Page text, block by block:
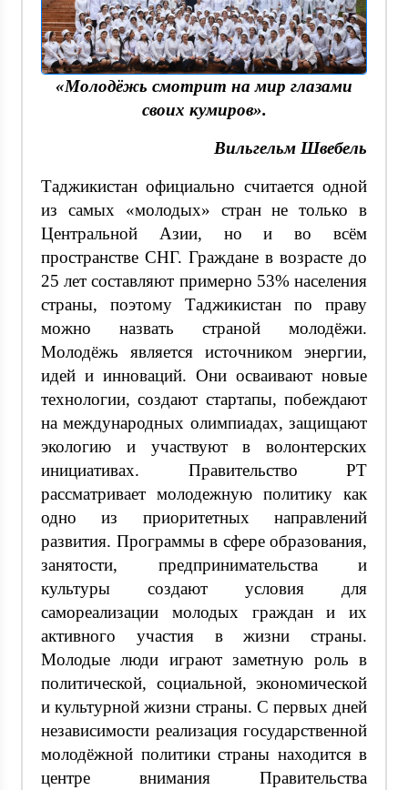
«Молодёжь смотрит на мир глазами
своих кумиров».
Вильгельм Швебель
Таджикистан официально считается одной
из самых «молодых» стран не только в
Центральной Азии, но и во всём
пространстве СНГ. Граждане в возрасте до
25 лет составляют примерно 53% населения
страны, поэтому Таджикистан по праву
можно назвать страной молодёжи.
Молодёжь является источником энергии,
идей и инноваций. Они осваивают новые
технологии, создают стартапы, побеждают
на международных олимпиадах, защищают
экологию и участвуют в волонтерских
инициативах. Правительство РТ
рассматривает молодежную политику как
одно из приоритетных направлений
развития. Программы в сфере образования,
занятости, предпринимательства и
культуры создают условия для
самореализации молодых граждан и их
активного участия в жизни страны.
Молодые люди играют заметную роль в
политической, социальной, экономической
и культурной жизни страны. С первых дней
независимости реализация государственной
молодёжной политики страны находится в
центре внимания Правительства